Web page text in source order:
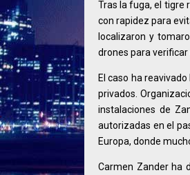
Tras la fuga, el tigre
con rapidez para
localizaron y
drones para verificar
El caso ha
privados.
instalaciones de
autorizadas en el
Europa, donde
Carmen Zander ha